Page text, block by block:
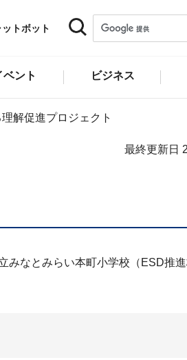
トボット
ント ビジネス
解促進プロジェクト
最終更新日
みなとみらい本町小学校（ESD推